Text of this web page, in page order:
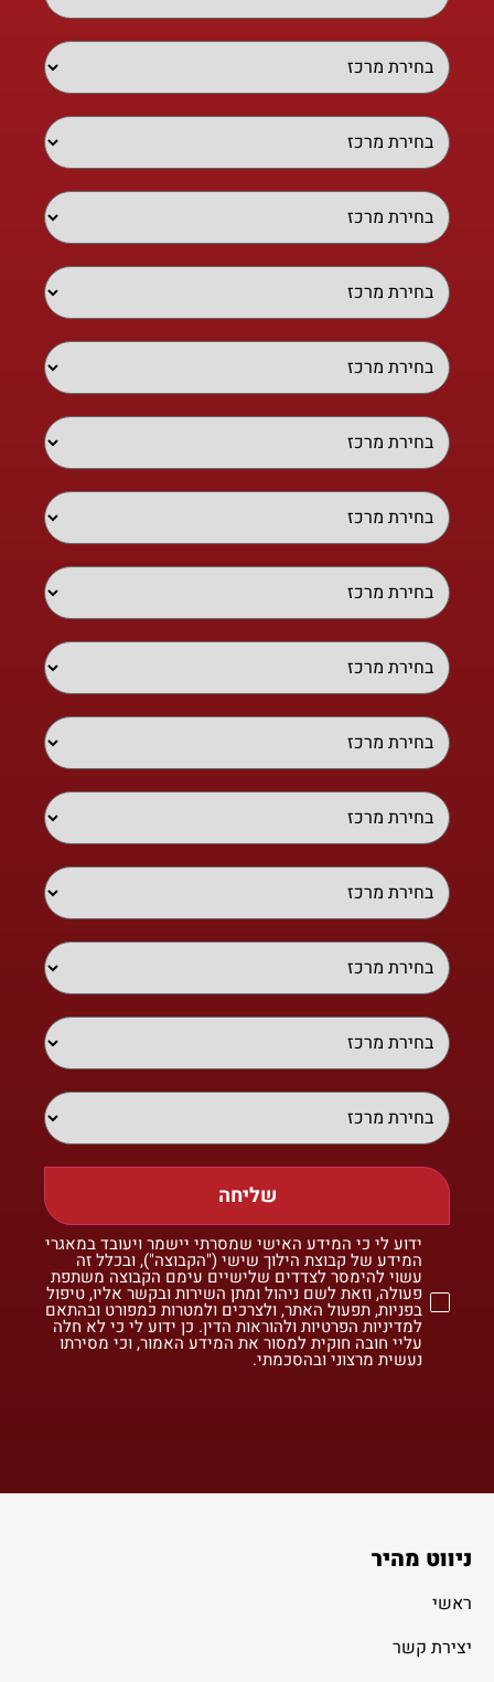
שליחה
ידוע לי כי המידע האישי שמסרתי יישמר ויעובד במאגרי
המידע של קבוצת הילוך שישי ("הקבוצה"), ובכלל זה
עשוי להימסר לצדדים שלישיים עימם הקבוצה משתפת
פעולה, וזאת לשם ניהול ומתן השירות ובקשר אליו, טיפול
בפניות, תפעול האתר, ולצרכים ולמטרות כמפורט ובהתאם
למדיניות הפרטיות ולהוראות הדין. כן ידוע לי כי לא חלה
עליי חובה חוקית למסור את המידע האמור, וכי מסירתו
נעשית מרצוני ובהסכמתי.
ניווט מהיר
ראשי
יצירת קשר